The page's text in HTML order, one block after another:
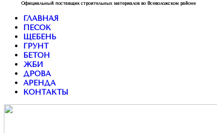
Официальный поставщик строительных материалов во Всеволожском районе
ГЛАВНАЯ
ПЕСОК
ЩЕБЕНЬ
ГРУНТ
БЕТОН
ЖБИ
ДРОВА
АРЕНДА
КОНТАКТЫ